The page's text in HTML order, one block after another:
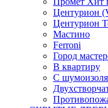
Центурион
Центурион
Мастино
Ferroni
Город
В квартиру
С